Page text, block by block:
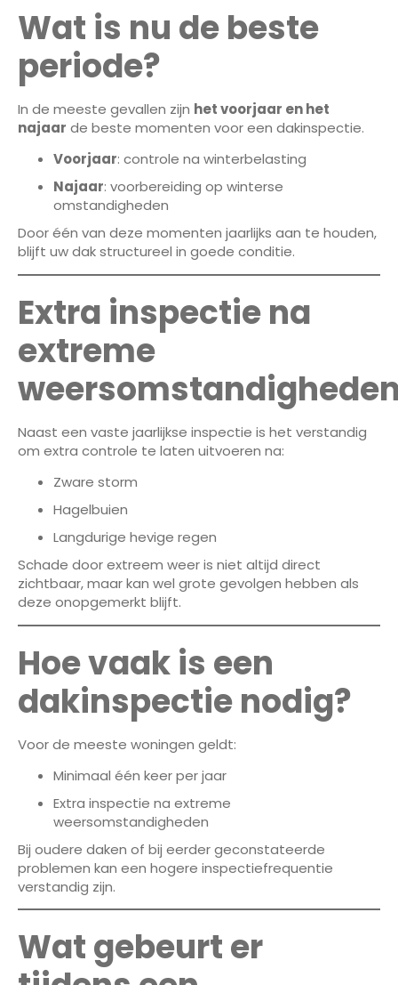
Wat is nu de beste
periode?
In de meeste gevallen zijn het voorjaar en het
najaar de beste momenten voor een dakinspectie.
Voorjaar: controle na winterbelasting
Najaar: voorbereiding op winterse
omstandigheden
Door één van deze momenten jaarlijks aan te houden,
blijft uw dak structureel in goede conditie.
Extra inspectie na
extreme
Naast een vaste jaarlijkse inspectie is het verstandig
om extra controle te laten uitvoeren na:
Zware storm
Hagelbuien
Langdurige hevige regen
Schade door extreem weer is niet altijd direct
zichtbaar, maar kan wel grote gevolgen hebben als
deze onopgemerkt blijft.
Hoe vaak is een
dakinspectie nodig?
Voor de meeste woningen geldt:
Minimaal één keer per jaar
Extra inspectie na extreme
weersomstandigheden
Bij oudere daken of bij eerder geconstateerde
problemen kan een hogere inspectiefrequentie
verstandig zijn.
Wat gebeurt er